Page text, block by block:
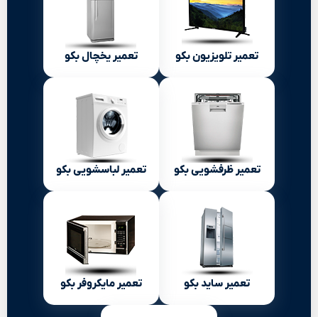
تعمیر تلویزیون بکو تعمیر یخچال بکو
تعمیر ظرفشویی بکو تعمیر لباسشویی بکو
تعمیر ساید بکو تعمیر مایکروفر بکو